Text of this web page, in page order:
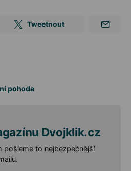
Tweetnout
pohoda
Dvojklik.cz
pošleme to nejbezpečnější